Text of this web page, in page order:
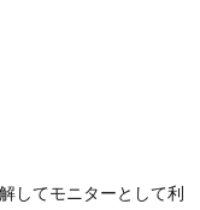
してモニターとして利